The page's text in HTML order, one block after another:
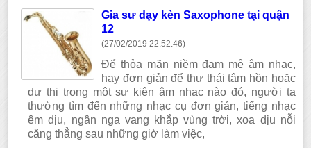
Gia sư dạy kèn Saxophone tại quận
12
(27/02/2019 22:52:46)
Để thỏa mãn niềm đam mê âm nhạc,
hay đơn giản để thư thái tâm hồn hoặc
dự thi trong một sự kiện âm nhạc nào đó, người ta
thường tìm đến những nhạc cụ đơn giản, tiếng nhạc
êm dịu, ngân nga vang khắp vùng trời, xoa dịu nỗi
căng thẳng sau những giờ làm việc,